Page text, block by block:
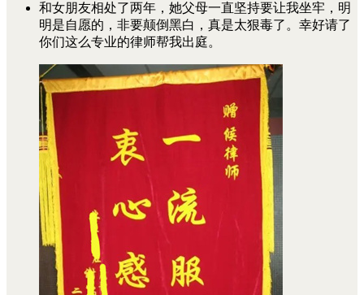
和女朋友相处了两年，她父母一直坚持要让我坐牢，明
明是自愿的，非要颠倒黑白，真是太狠毒了。幸好请了
你们这么专业的律师帮我出庭。